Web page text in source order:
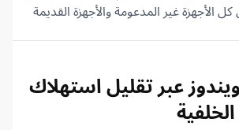
ويندوز 11 على كل الأجهزة غير المدعومة والأجهزة القديمة
عبر تقليل استهلاك